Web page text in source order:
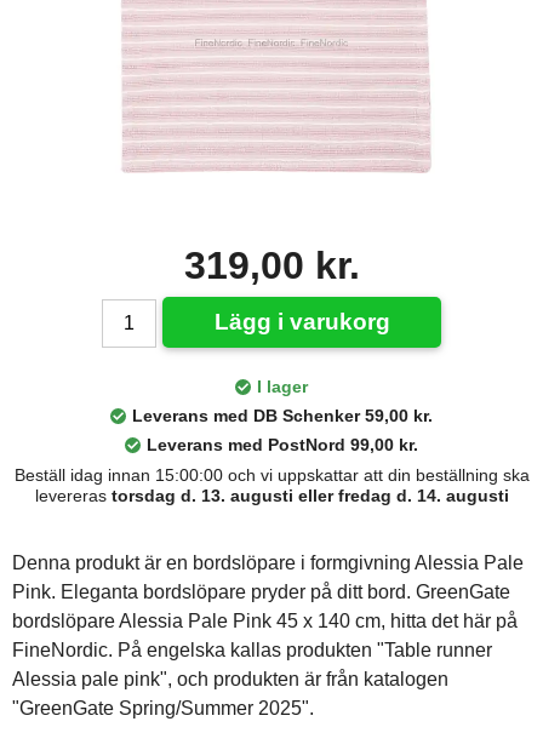
319,00 kr.
Lägg i varukorg
I lager
Leverans med DB Schenker 59,00 kr.
Leverans med PostNord 99,00 kr.
Beställ idag innan 15:00:00 och vi uppskattar att din beställning ska
levereras torsdag d. 13. augusti eller fredag d. 14. augusti
Denna produkt är en bordslöpare i formgivning Alessia Pale
Pink. Eleganta bordslöpare pryder på ditt bord. GreenGate
bordslöpare Alessia Pale Pink 45 x 140 cm, hitta det här på
FineNordic. På engelska kallas produkten "Table runner
Alessia pale pink", och produkten är från katalogen
"GreenGate Spring/Summer 2025".